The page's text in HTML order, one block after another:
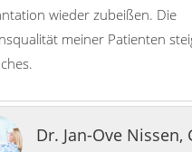
wieder zubeißen. Die
meiner Patienten
Dr. Jan-Ove Nissen,